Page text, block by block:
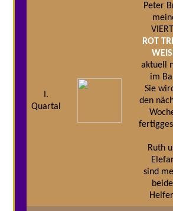
I.
Quartal
Peter
ROT
aktuell
im
Sie
den
Ruth
sind